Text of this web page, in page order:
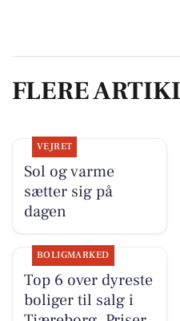
FLERE
VEJRET
Sol og varme
sætter sig på
dagen
BOLIGMARKED
Top 6 over dyreste
boliger til salg i